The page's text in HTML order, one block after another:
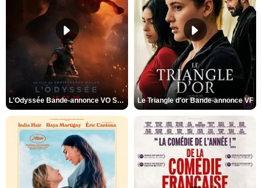
L'Odyssée Bande-annonce VO STFR Le Triangle d'or Bande-annonce VF